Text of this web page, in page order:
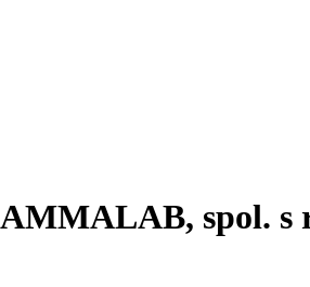
spol. s